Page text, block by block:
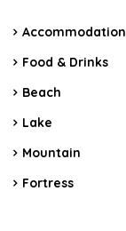
Accommodation
Food & Drinks
Beach
Lake
Mountain
Fortress